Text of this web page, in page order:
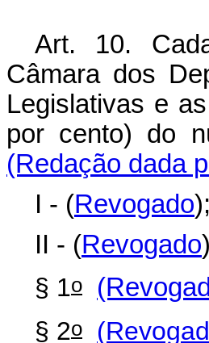
Art. 10.
Câmara dos
Legislativas e
por cento) do
(Redação dada
I - (Revogado);
II - (Revogado
§ 1o
§ 2o